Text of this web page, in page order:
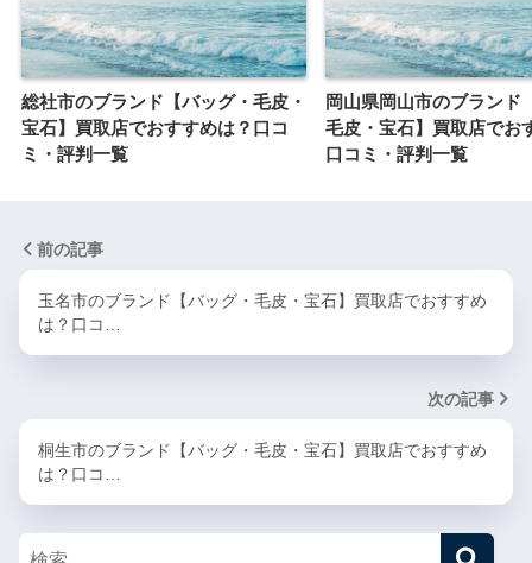
総社市のブランド【バッグ・毛皮・
宝石】買取店でおすすめは？口コ
ミ・評判一覧
岡山県岡山市のブランド
毛皮・宝石】買取店でお
口コミ・評判一覧
前の記事
玉名市のブランド【バッグ・毛皮・宝石】買取店でおすすめ
は？口コ…
次の記事
桐生市のブランド【バッグ・毛皮・宝石】買取店でおすすめ
は？口コ…